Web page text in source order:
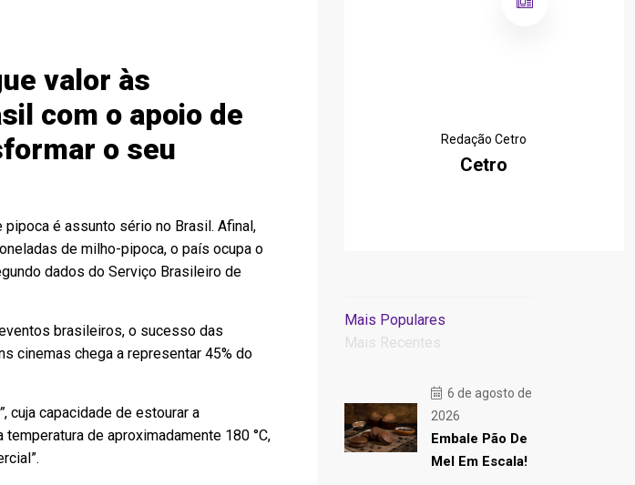
valor às
com o apoio de
o seu
é assunto sério no Brasil. Afinal,
de milho-pipoca, o país ocupa o
dados do Serviço Brasileiro de
brasileiros, o sucesso das
cinemas chega a representar 45% do
, cuja capacidade de estourar a
de aproximadamente 180 °C,
Redação Cetro
Cetro
Mais Populares
Mais Recentes
6 de agosto de
2026
Embale Pão De
Mel Em Escala!